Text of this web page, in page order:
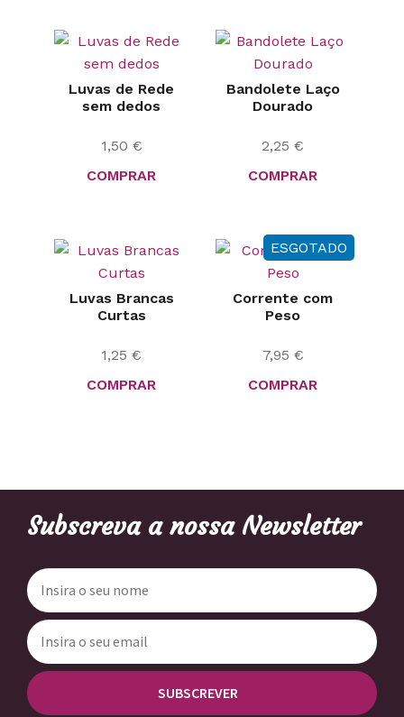
Luvas de Rede
sem dedos
1,50 €
COMPRAR
Bandolete Laço
Dourado
2,25 €
COMPRAR
Luvas Brancas
Curtas
1,25 €
COMPRAR
ESGOTADO
Corrente com
Peso
7,95 €
COMPRAR
Subscreva a nossa Newsletter